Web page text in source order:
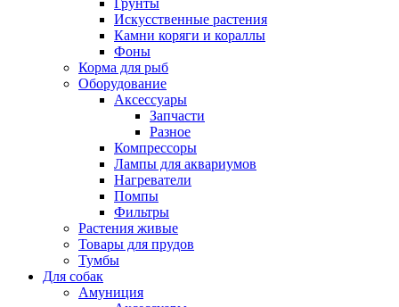
Грунты
Искусственные растения
Камни коряги и кораллы
Фоны
Корма для рыб
Оборудование
Аксессуары
Запчасти
Разное
Компрессоры
Лампы для аквариумов
Нагреватели
Помпы
Фильтры
Растения живые
Товары для прудов
Тумбы
Для собак
Амуниция